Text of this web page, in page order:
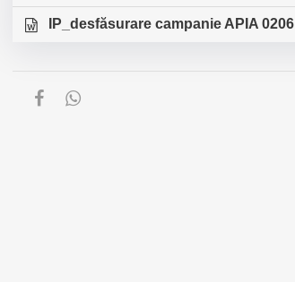
IP_desfăsurare campanie APIA 0206